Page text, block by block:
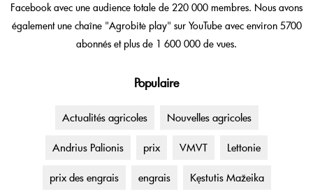
Facebook avec une audience totale de 220 000 membres. Nous avons
également une chaîne "Agrobitė play" sur YouTube avec environ 5700
abonnés et plus de 1 600 000 de vues.
Populaire
Actualités agricoles Nouvelles agricoles
Andrius Palionis prix VMVT Lettonie
prix des engrais engrais Kęstutis Mažeika